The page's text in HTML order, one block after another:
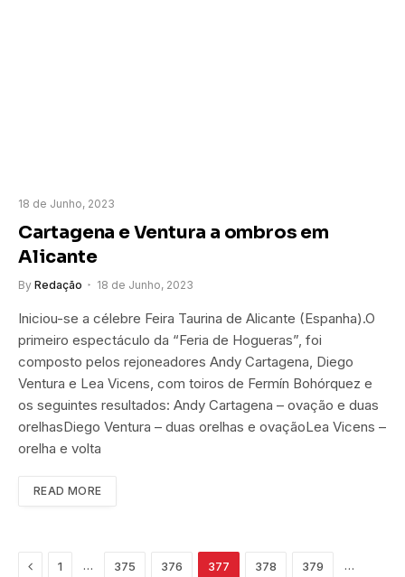
18 de Junho, 2023
Cartagena e Ventura a ombros em
Alicante
By Redação 18 de Junho, 2023
Iniciou-se a célebre Feira Taurina de Alicante (Espanha).O
primeiro espectáculo da “Feria de Hogueras”, foi
composto pelos rejoneadores Andy Cartagena, Diego
Ventura e Lea Vicens, com toiros de Fermín Bohórquez e
os seguintes resultados: Andy Cartagena – ovação e duas
orelhasDiego Ventura – duas orelhas e ovaçãoLea Vicens –
orelha e volta
READ MORE
Previous
1 … 375 376 377 378 379 …